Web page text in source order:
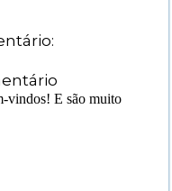
vindos! E são muito